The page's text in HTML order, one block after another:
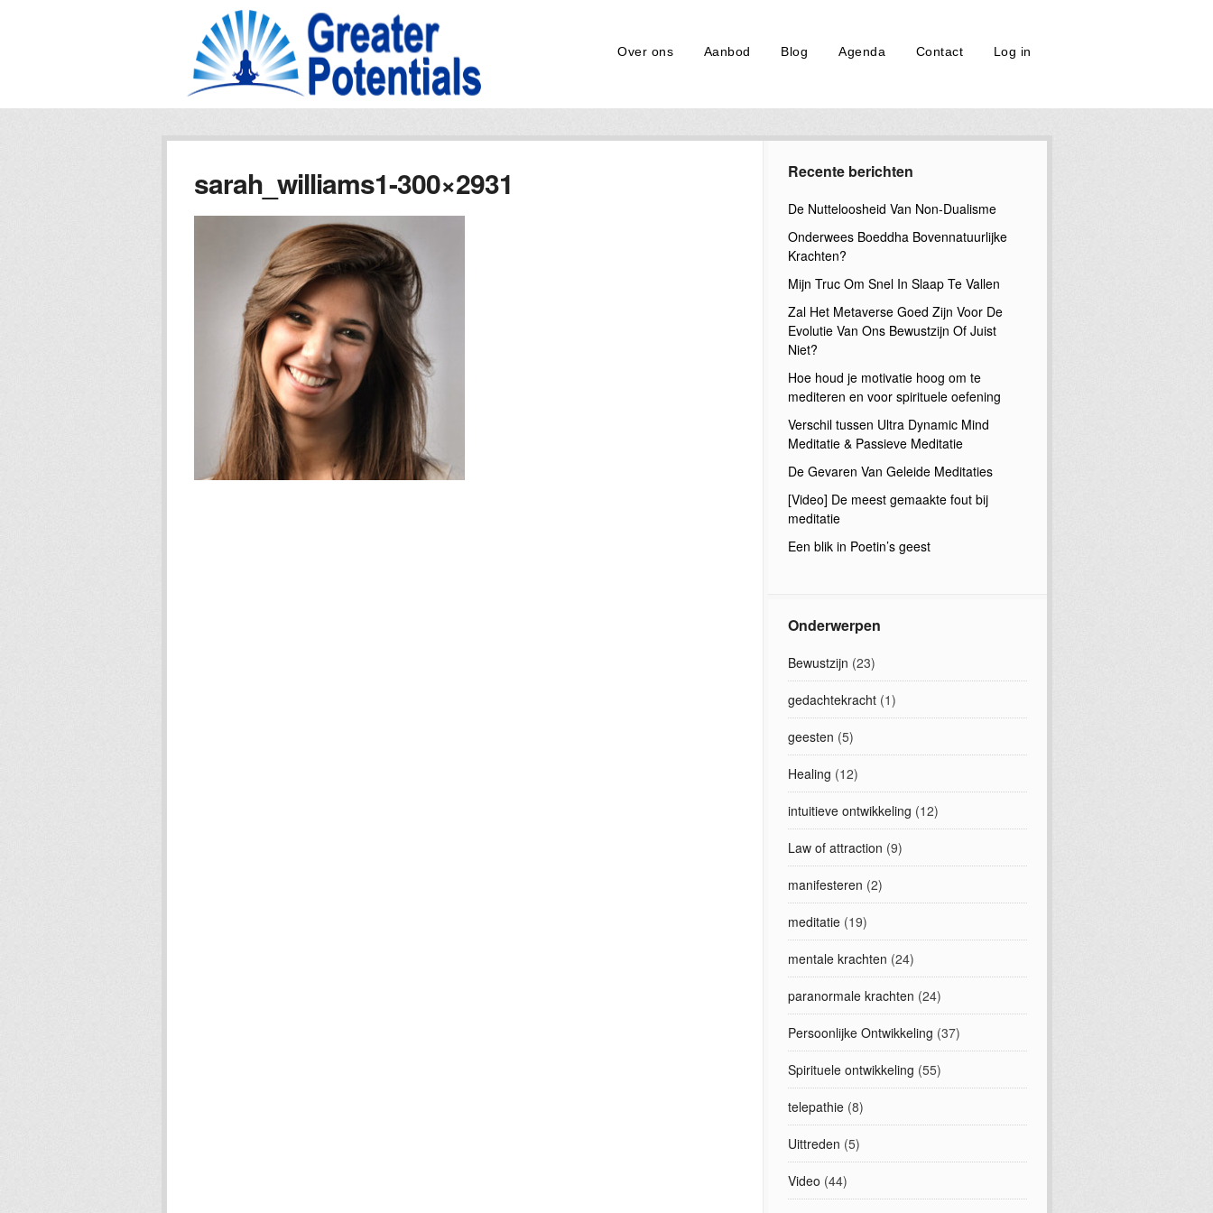
Over ons Aanbod Blog Agenda Contact Log in
sarah_williams1-300×2931 Recente berichten
De Nutteloosheid Van Non-Dualisme
Onderwees Boeddha Bovennatuurlijke
Krachten?
Mijn Truc Om Snel In Slaap Te Vallen
Zal Het Metaverse Goed Zijn Voor De
Evolutie Van Ons Bewustzijn Of Juist
Niet?
Hoe houd je motivatie hoog om te
mediteren en voor spirituele oefening
Verschil tussen Ultra Dynamic Mind
Meditatie & Passieve Meditatie
De Gevaren Van Geleide Meditaties
[Video] De meest gemaakte fout bij
meditatie
Een blik in Poetin’s geest
Onderwerpen
Bewustzijn (23)
gedachtekracht(1)
geesten (5)
Healing (12)
intuitieve ontwikkeling (12)
Law of attraction (9)
manifesteren (2)
meditatie(19)
mentale krachten (24)
paranormale krachten (24)
Persoonlijke Ontwikkeling (37)
Spirituele ontwikkeling (55)
telepathie(8)
Uittreden (5)
Video (44)